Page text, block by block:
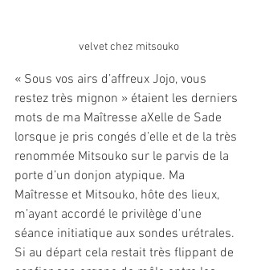
velvet chez mitsouko
« Sous vos airs d’affreux Jojo, vous
restez très mignon » étaient les derniers
mots de ma Maîtresse aXelle de Sade
lorsque je pris congés d’elle et de la très
renommée Mitsouko sur le parvis de la
porte d’un donjon atypique. Ma
Maîtresse et Mitsouko, hôte des lieux,
m’ayant accordé le privilège d’une
séance initiatique aux sondes urétrales.
Si au départ cela restait très flippant de